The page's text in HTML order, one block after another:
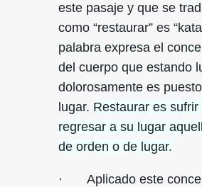
este pasaje y que se
como “restaurar” es
palabra expresa el
del cuerpo que estando
dolorosamente es
lugar. Restaurar es
regresar a su lugar
de orden o de lugar.
· Aplicado este